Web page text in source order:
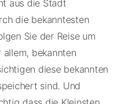
aus die Stadt
die bekanntesten
Sie der Reise um
bekannten
diese bekannten
sind. Und